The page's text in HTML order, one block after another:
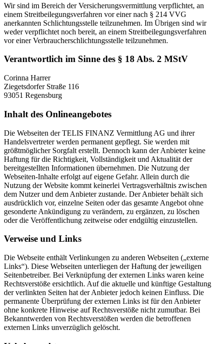
Wir sind im Bereich der Versicherungsvermittlung verpflichtet, an
einem Streitbeilegungsverfahren vor einer nach § 214 VVG
anerkannten Schlichtungsstelle teilzunehmen. Im Übrigen sind wir
weder verpflichtet noch bereit, an einem Streitbeilegungsverfahren
vor einer Verbraucherschlichtungsstelle teilzunehmen.
Verantwortlich im Sinne des § 18 Abs. 2 MStV
Corinna Harrer
Ziegetsdorfer Straße 116
93051 Regensburg
Inhalt des Onlineangebotes
Die Webseiten der TELIS FINANZ Vermittlung AG und ihrer
Handelsvertreter werden permanent gepflegt. Sie werden mit
größtmöglicher Sorgfalt erstellt. Dennoch kann der Anbieter keine
Haftung für die Richtigkeit, Vollständigkeit und Aktualität der
bereitgestellten Informationen übernehmen. Die Nutzung der
Webseiten-Inhalte erfolgt auf eigene Gefahr. Allein durch die
Nutzung der Website kommt keinerlei Vertragsverhältnis zwischen
dem Nutzer und dem Anbieter zustande. Der Anbieter behält sich
ausdrücklich vor, einzelne Seiten oder das gesamte Angebot ohne
gesonderte Ankündigung zu verändern, zu ergänzen, zu löschen
oder die Veröffentlichung zeitweise oder endgültig einzustellen.
Verweise und Links
Die Webseite enthält Verlinkungen zu anderen Webseiten („externe
Links“). Diese Webseiten unterliegen der Haftung der jeweiligen
Seitenbetreiber. Bei Verknüpfung der externen Links waren keine
Rechtsverstöße ersichtlich. Auf die aktuelle und künftige Gestaltung
der verlinkten Seiten hat der Anbieter jedoch keinen Einfluss. Die
permanente Überprüfung der externen Links ist für den Anbieter
ohne konkrete Hinweise auf Rechtsverstöße nicht zumutbar. Bei
Bekanntwerden von Rechtsverstößen werden die betroffenen
externen Links unverzüglich gelöscht.